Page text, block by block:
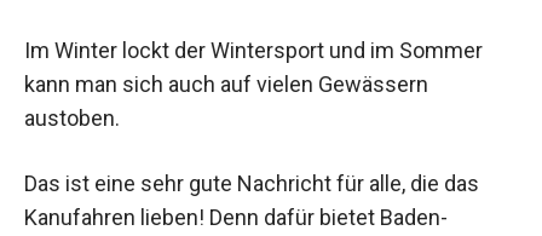
Im Winter lockt der Wintersport und im Sommer
kann man sich auch auf vielen Gewässern
austoben.
Das ist eine sehr gute Nachricht für alle, die das
Kanufahren lieben! Denn dafür bietet Baden-